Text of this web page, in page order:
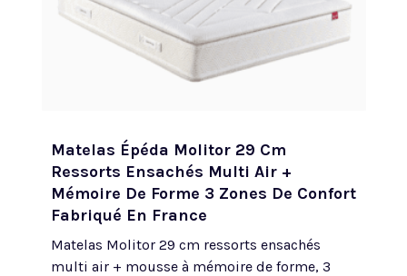
Matelas Épéda Molitor 29 Cm
Ressorts Ensachés Multi Air +
Mémoire De Forme 3 Zones De Confort
Fabriqué En France
Matelas Molitor 29 cm ressorts ensachés
multi air + mousse à mémoire de forme, 3